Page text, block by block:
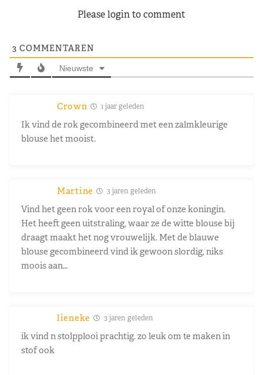
Please login to comment
3 COMMENTAREN
Nieuwste
Crown 1 jaar geleden
Ik vind de rok gecombineerd met een zalmkleurige
blouse het mooist.
Martine 3 jaren geleden
Vind het geen rok voor een royal of onze koningin.
Het heeft geen uitstraling, waar ze de witte blouse bij
draagt maakt het nog vrouwelijk. Met de blauwe
blouse gecombineerd vind ik gewoon slordig, niks
moois aan…
lieneke 3 jaren geleden
ik vind n stolpplooi prachtig. zo leuk om te maken in
stof ook